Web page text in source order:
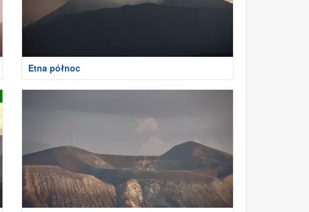
Etna północ